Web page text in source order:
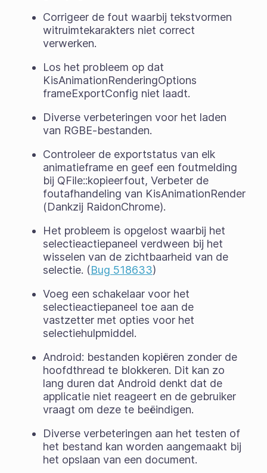
Corrigeer de fout waarbij tekstvormen
witruimtekarakters niet correct
verwerken.
Los het probleem op dat
KisAnimationRenderingOptions
frameExportConfig niet laadt.
Diverse verbeteringen voor het laden
van RGBE-bestanden.
Controleer de exportstatus van elk
animatieframe en geef een foutmelding
bij QFile::kopieerfout, Verbeter de
foutafhandeling van KisAnimationRender
(Dankzij RaidonChrome).
Het probleem is opgelost waarbij het
selectieactiepaneel verdween bij het
wisselen van de zichtbaarheid van de
selectie. (Bug 518633)
Voeg een schakelaar voor het
selectieactiepaneel toe aan de
vastzetter met opties voor het
selectiehulpmiddel.
Android: bestanden kopiëren zonder de
hoofdthread te blokkeren. Dit kan zo
lang duren dat Android denkt dat de
applicatie niet reageert en de gebruiker
vraagt om deze te beëindigen.
Diverse verbeteringen aan het testen of
het bestand kan worden aangemaakt bij
het opslaan van een document.